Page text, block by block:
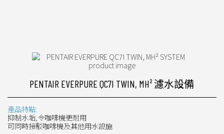
PENTAIR EVERPURE QC7I TWIN, MH² 濾水設備
產品特點:
抑制水垢,令咖啡機更耐用
可同時接駁咖啡機及其他用水設施